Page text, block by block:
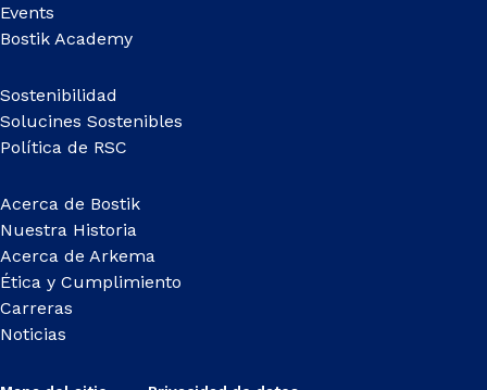
Events
Bostik Academy
Sostenibilidad
Solucines Sostenibles
Política de RSC
Acerca de Bostik
Nuestra Historia
Acerca de Arkema
Ética y Cumplimiento
Carreras
Noticias